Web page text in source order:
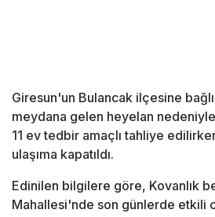
Giresun'un Bulancak ilçesine
meydana gelen heyelan
11 ev tedbir amaçlı tahliye
ulaşıma kapatıldı.
Edinilen bilgilere göre, Kovanlık
Mahallesi'nde son günlerde etkili